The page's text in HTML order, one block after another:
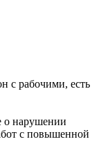
о нарушении
с повышенной